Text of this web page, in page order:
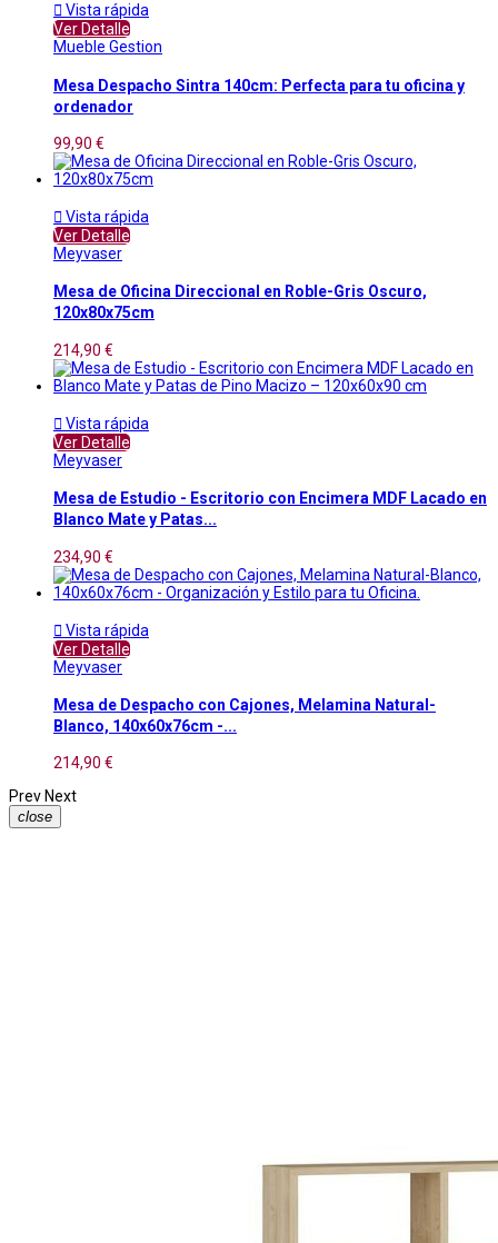
 Vista rápida
Ver Detalle
Mueble Gestion
Mesa Despacho Sintra 140cm: Perfecta para tu oficina y
ordenador
99,90 €
 Vista rápida
Ver Detalle
Meyvaser
Mesa de Oficina Direccional en Roble-Gris Oscuro,
120x80x75cm
214,90 €
 Vista rápida
Ver Detalle
Meyvaser
Mesa de Estudio - Escritorio con Encimera MDF Lacado en
Blanco Mate y Patas...
234,90 €
 Vista rápida
Ver Detalle
Meyvaser
Mesa de Despacho con Cajones, Melamina Natural-
Blanco, 140x60x76cm -...
214,90 €
Prev Next
close